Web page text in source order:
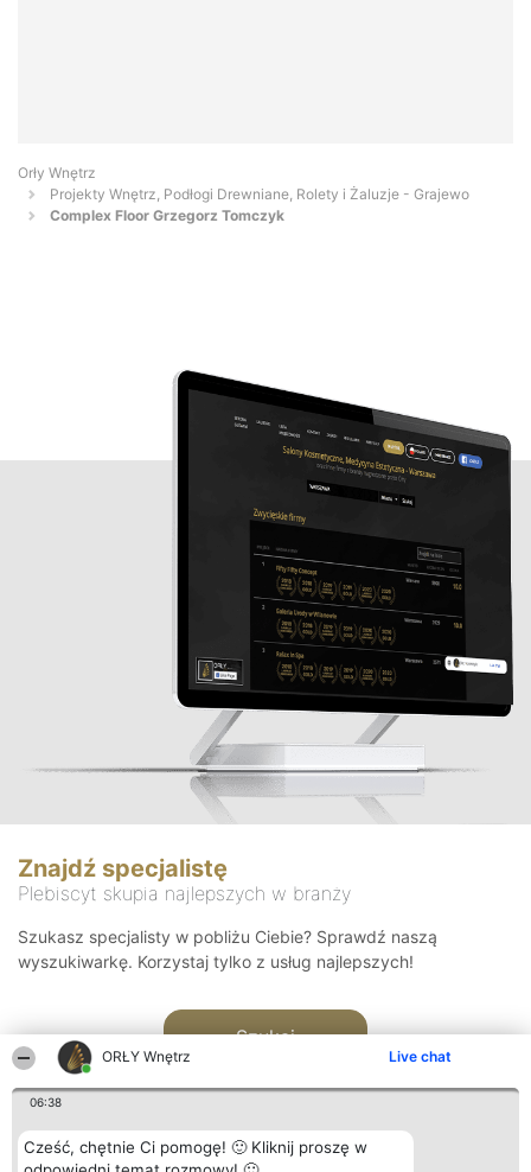
ORŁY Wnętrz Live chat
06:38
Cześć, chętnie Ci pomogę! 🙂 Kliknij proszę w
Orły Wnętrz
Projekty Wnętrz, Podłogi Drewniane, Rolety i Żaluzje - Grajewo
Complex Floor Grzegorz Tomczyk
Znajdź specjalistę
Plebiscyt skupia najlepszych w branży
Szukasz specjalisty w pobliżu Ciebie? Sprawdź naszą
wyszukiwarkę. Korzystaj tylko z usług najlepszych!
Szukaj